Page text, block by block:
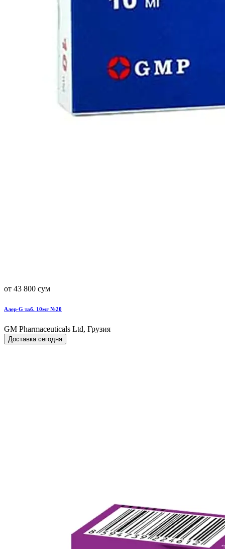
от 43 800 сум
Алер-G таб. 10мг №20
GM Pharmaceuticals Ltd, Грузия
Доставка сегодня